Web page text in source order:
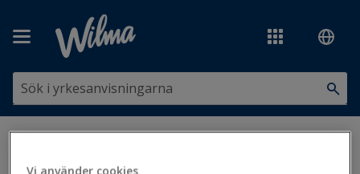
Vi använder cookies